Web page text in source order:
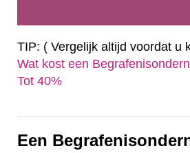
TIP: ( Vergelijk altijd voordat u
Wat kost een
Tot 40%‎
Een